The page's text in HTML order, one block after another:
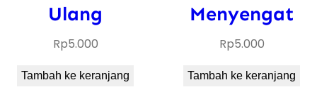
Ulang
Rp5.000
Tambah ke keranjang
Menyengat
Rp5.000
Tambah ke keranjang